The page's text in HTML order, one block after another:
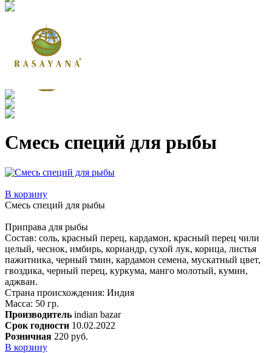
Смесь специй для рыбы
В корзину
Смесь специй для рыбы
Приправа для рыбы
Состав: соль, красный перец, кардамон, красный перец чили
целый, чеснок, имбирь, кориандр, сухой лук, корица, листья
пажитника, черный тмин, кардамон семена, мускатный цвет,
гвоздика, черный перец, куркума, манго молотый, кумин,
аджван.
Страна происхождения: Индия
Масса: 50 гр.
Производитель indian bazar
Срок годности 10.02.2022
Розничная 220 руб.
В корзину